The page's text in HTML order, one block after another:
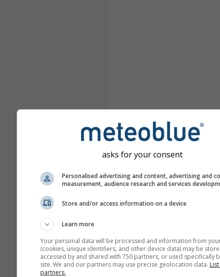
asks for your consent
Personalised advertising and content, advertising and
measurement, audience research and services
Store and/or access information on a device
Learn more
Your personal data will be processed and information from
(cookies, unique identifiers, and other device data) may be
accessed by and shared with 750 partners, or used specifically
site. We and our partners may use precise geolocation data.
partners.